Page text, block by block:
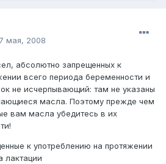
мая, 2008
абсолютно запрещенных к
всего периода беременности и
не исчерпывающий: там не указаны
масла. Поэтому прежде чем
вам масла убедитесь в их
к употреблению на протяжении
лактации